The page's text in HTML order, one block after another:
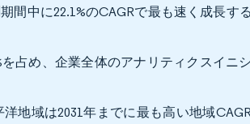
間中に22.1%のCAGRで最も速く成長す
占め、企業全体のアナリティクスイニ
地域は2031年までに最も高い地域